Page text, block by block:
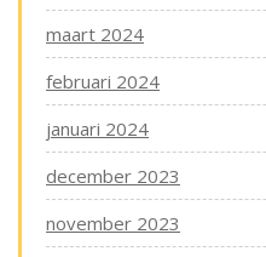
maart 2024
februari 2024
januari 2024
december 2023
november 2023